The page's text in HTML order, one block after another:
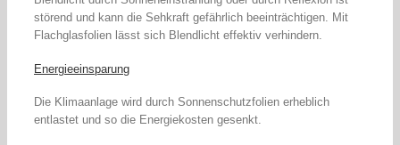
störend und kann die Sehkraft gefährlich beeinträchtigen. Mit
Flachglasfolien lässt sich Blendlicht effektiv verhindern.
Energieeinsparung
Die Klimaanlage wird durch Sonnenschutzfolien erheblich
entlastet und so die Energiekosten gesenkt.